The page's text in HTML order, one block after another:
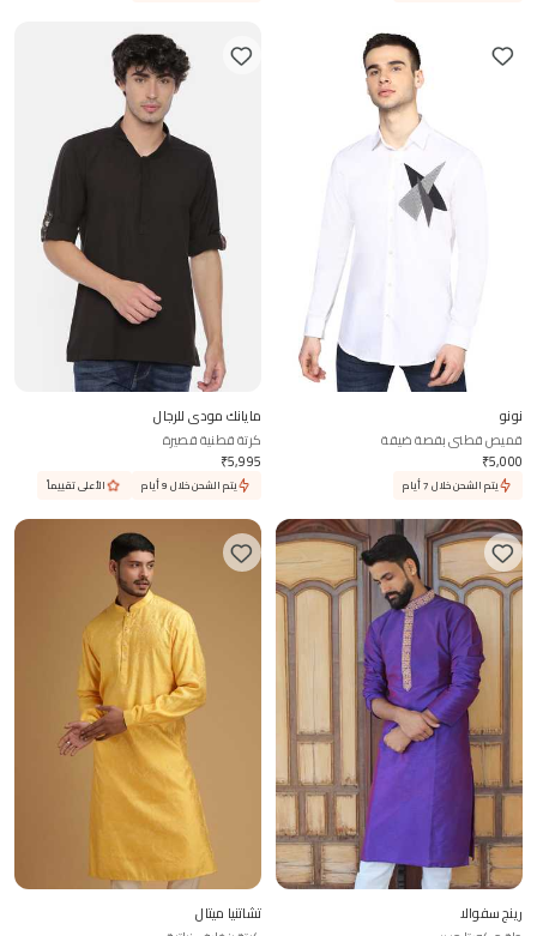
نونو
قميص قطني بقصة ضيقة
₹5,000
يتم الشحن خلال 7 أيام
مايانك مودي للرجال
كرتة قطنية قصيرة
₹5,995
يتم الشحن خلال 9 أيام الأعلى تقييماً
رينج سفوالا
تشاتنيا ميتال